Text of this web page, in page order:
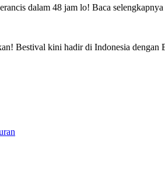
dalam 48 jam lo! Baca
Bestival kini hadir di Indonesia dengan